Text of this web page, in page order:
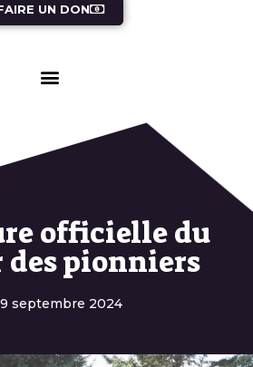
UN DON
officielle du
des pionniers
septembre 2024